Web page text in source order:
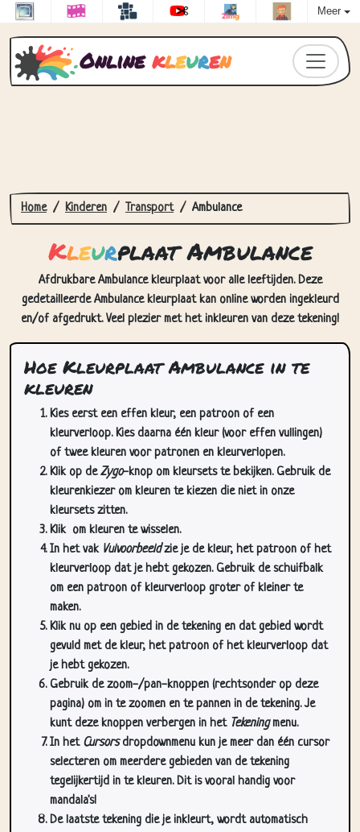
Meer
Online kleuren
Home Kinderen Transport Ambulance
Kleurplaat Ambulance
Afdrukbare Ambulance kleurplaat voor alle leeftijden. Deze
gedetailleerde Ambulance kleurplaat kan online worden ingekleurd
en/of afgedrukt. Veel plezier met het inkleuren van deze tekening!
Hoe Kleurplaat Ambulance in te
kleuren
Kies eerst een effen kleur, een patroon of een
kleurverloop. Kies daarna één kleur (voor effen vullingen)
of twee kleuren voor patronen en kleurverlopen.
Klik op deZygo-knop om kleursets te bekijken. Gebruik de
kleurenkiezer om kleuren te kiezen die niet in onze
kleursets zitten.
Klik om kleuren te wisselen.
In het vak Vulvoorbeeldzie je de kleur, het patroon of het
kleurverloop dat je hebt gekozen. Gebruik de schuifbalk
om een patroon of kleurverloop groter of kleiner te
maken.
Klik nu op een gebied in de tekening en dat gebied wordt
gevuld met de kleur, het patroon of het kleurverloop dat
je hebt gekozen.
Gebruik de zoom-/pan-knoppen (rechtsonder op deze
pagina) om in te zoomen en te pannen in de tekening. Je
kunt deze knoppen verbergen in het Tekeningmenu.
In het Cursorsdropdownmenu kun je meer dan één cursor
selecteren om meerdere gebieden van de tekening
tegelijkertijd in te kleuren. Dit is vooral handig voor
mandala's!
De laatste tekening die je inkleurt, wordt automatisch